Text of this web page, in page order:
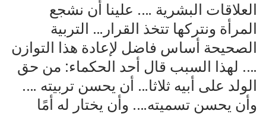
العلاقات البشرية …. علينا أن نشجع
المرأة ونتركها تتخذ القرار… التربية
الصحيحة أساس فاضل لإعادة هذا التوازن
…. لهذا السبب قال أحد الحكماء: من حق
الولد على أبيه ثلاثا… أن يحسن تربيته ….
وأن يحسن تسميته…. وأن يختار له أمًا